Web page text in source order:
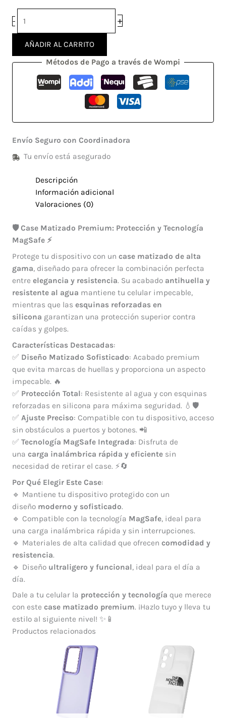
- +
AÑADIR AL CARRITO
Métodos de Pago a través de Wompi
Envío Seguro con Coordinadora
Tu envío está asegurado
Descripción
Información adicional
Valoraciones (0)
🛡️ Case Matizado Premium: Protección y Tecnología
MagSafe ⚡
Protege tu dispositivo con un case matizado de alta
gama, diseñado para ofrecer la combinación perfecta
entre elegancia y resistencia. Su acabado antihuella y
resistente al agua mantiene tu celular impecable,
mientras que las esquinas reforzadas en
silicona garantizan una protección superior contra
caídas y golpes.
Características Destacadas:
✅ Diseño Matizado Sofisticado: Acabado premium
que evita marcas de huellas y proporciona un aspecto
impecable. 🔥
✅ Protección Total: Resistente al agua y con esquinas
reforzadas en silicona para máxima seguridad. 💧🛡️
✅ Ajuste Preciso: Compatible con tu dispositivo, acceso
sin obstáculos a puertos y botones. 📲
✅ Tecnología MagSafe Integrada: Disfruta de
una carga inalámbrica rápida y eficientesin
necesidad de retirar el case. ⚡🔄
Por Qué Elegir Este Case:
🔹 Mantiene tu dispositivo protegido con un
diseño moderno y sofisticado.
🔹 Compatible con la tecnología MagSafe, ideal para
una carga inalámbrica rápida y sin interrupciones.
🔹 Materiales de alta calidad que ofrecen comodidad y
resistencia.
🔹 Diseño ultraligero y funcional, ideal para el día a
día.
Dale a tu celular la protección y tecnología que merece
con este case matizado premium. ¡Hazlo tuyo y lleva tu
estilo al siguiente nivel! ✨📱
Productos relacionados